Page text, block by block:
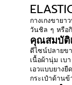
กางเกงขาย
วันชิล ๆ หรือ
คุณสมบัติ
ดีไซน์ปลายข
เนื้อผ้านุ่ม เบ
เอวแบบยาง
กระเป๋าด้าน